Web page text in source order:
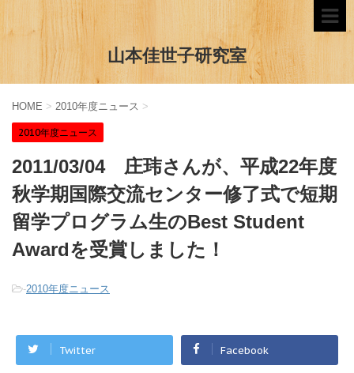
山本佳世子研究室
HOME > 2010年度ニュース >
2010年度ニュース
2011/03/04 庄玮さんが、平成22年度
秋学期国際交流センター修了式で短期
留学プログラム生のBest Student
Awardを受賞しました！
-2010年度ニュース
Twitter Facebook